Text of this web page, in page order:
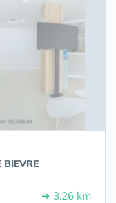
BIEVRE
➔ 3.26 km